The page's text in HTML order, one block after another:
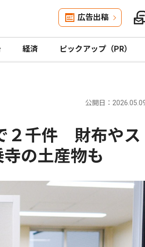
広告出稿
経済 ピックアップ（PR）
公開日：
２千件 財布やス
の土産物も